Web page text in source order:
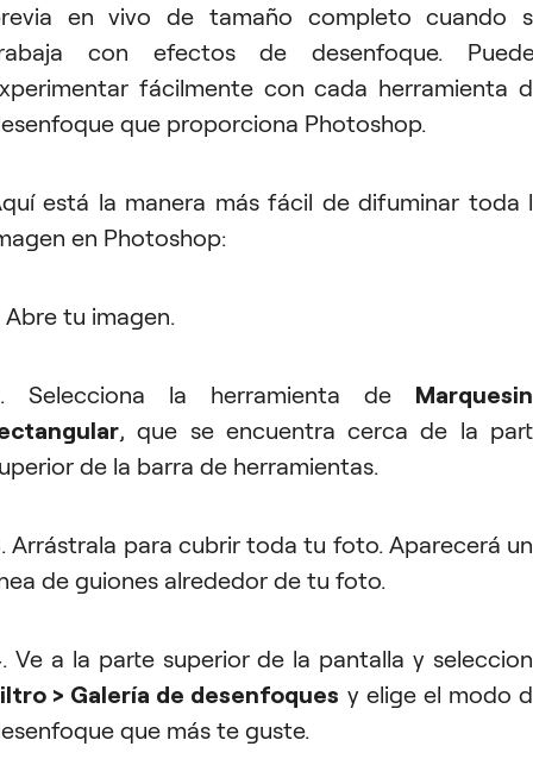
en vivo de tamaño completo cuando
con efectos de desenfoque.
fácilmente con cada herramienta
que proporciona Photoshop.
está la manera más fácil de difuminar toda
en Photoshop:
Abre tu imagen.
Selecciona la herramienta de
, que se encuentra cerca de la
de la barra de herramientas.
Arrástrala para cubrir toda tu foto. Aparecerá
de guiones alrededor de tu foto.
Ve a la parte superior de la pantalla y
> Galería de desenfoques y elige el modo
que más te guste.